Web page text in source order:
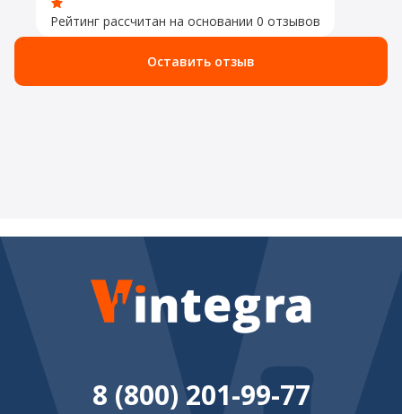
Рейтинг рассчитан на основании 0 отзывов
Оставить отзыв
8 (800) 201-99-77